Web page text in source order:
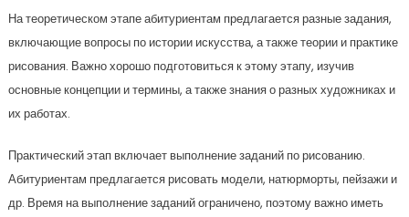
На теоретическом этапе абитуриентам предлагается разные задания,
включающие вопросы по истории искусства, а также теории и практике
рисования. Важно хорошо подготовиться к этому этапу, изучив
основные концепции и термины, а также знания о разных художниках и
их работах.
Практический этап включает выполнение заданий по рисованию.
Абитуриентам предлагается рисовать модели, натюрморты, пейзажи и
др. Время на выполнение заданий ограничено, поэтому важно иметь